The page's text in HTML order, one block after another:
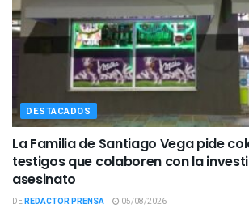
DESTACADOS
La Familia de Santiago Vega pide
testigos que colaboren con la
asesinato
DEREDACTOR PRENSA 05/08/2026